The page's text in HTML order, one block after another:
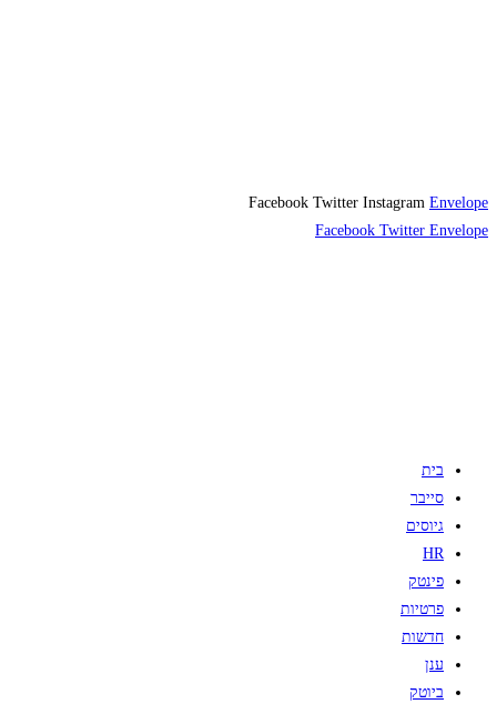
Facebook Twitter Instagram Envelope
Facebook Twitter Envelope
בית
סייבר
גיוסים
HR
פינטק
פרטיות
חדשות
ענן
ביוטק